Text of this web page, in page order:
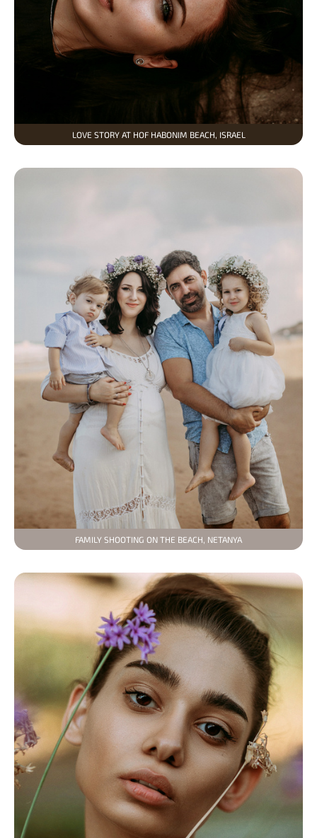
LOVE STORY AT HOF HABONIM BEACH, ISRAEL
FAMILY SHOOTING ON THE BEACH, NETANYA